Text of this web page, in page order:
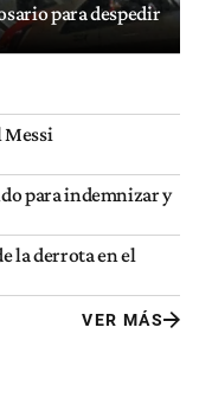
para despedir
Messi
para indemnizar y
la derrota en el
VER MÁS